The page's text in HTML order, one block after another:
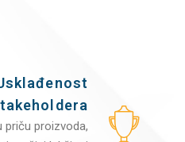
priču proizvoda,